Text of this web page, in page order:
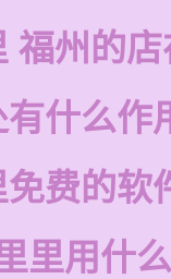
福州的
什么作
费的软
里用什